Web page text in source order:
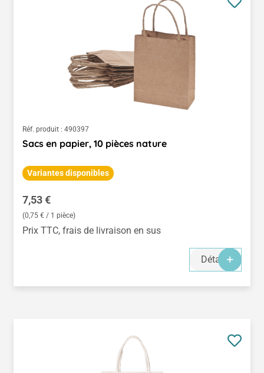
Réf. produit : 490397
Sacs en papier, 10 pièces nature
Variantes disponibles
Prix régulier :
7,53 €
(0,75 € / 1 pièce)
Prix TTC, frais de livraison en sus
Détails